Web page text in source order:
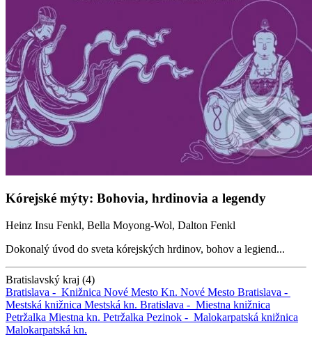
Kórejské mýty: Bohovia, hrdinovia a legendy
Heinz Insu Fenkl, Bella Moyong-Wol, Dalton Fenkl
Dokonalý úvod do sveta kórejských hrdinov, bohov a legiend...
Bratislavský kraj (4)
Bratislava - Knižnica Nové Mesto Kn. Nové Mesto Bratislava -
Mestská knižnica Mestská kn. Bratislava - Miestna knižnica
Petržalka Miestna kn. Petržalka Pezinok - Malokarpatská knižnica
Malokarpatská kn.